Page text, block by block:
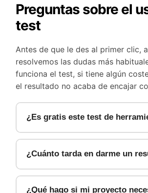
Preguntas sobre el
test
Antes de que le des al primer clic,
resolvemos las dudas más
funciona el test, si tiene algún
el resultado no acaba de encajar
¿Es gratis este test de
Sí, el test es completamente
necesitas registrarte para usarlo.
al momento, sin darnos ningún
personal ni tener que descargar
¿Cuánto tarda en darme un
Menos de un minuto. Son solo
preguntas sobre tu proyecto, el
¿Qué hago si mi proyecto